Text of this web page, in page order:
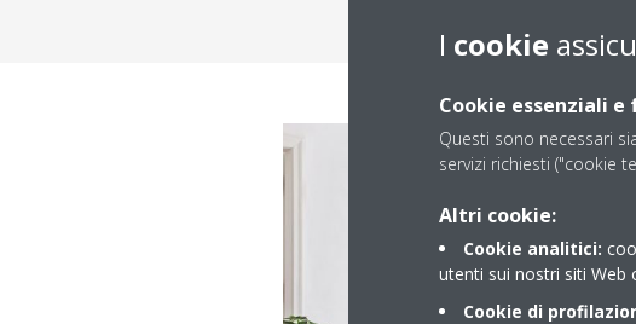
I cookie
Cookie essenziali e
Questi sono necessari
servizi richiesti ("cookie
Altri cookie:
Cookie analitici:
utenti sui nostri siti Web
Cookie di